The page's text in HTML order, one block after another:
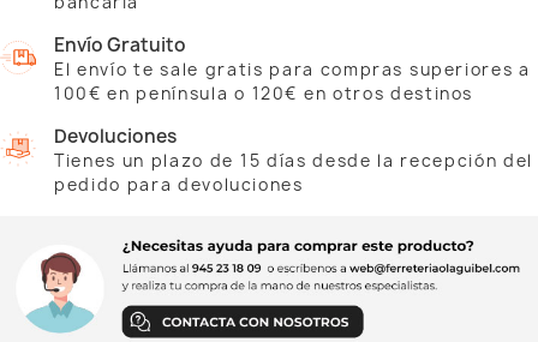
Envío Gratuito
El envío te sale gratis para compras superiores a
100€ en península o 120€ en otros destinos
Devoluciones
Tienes un plazo de 15 días desde la recepción del
pedido para devoluciones